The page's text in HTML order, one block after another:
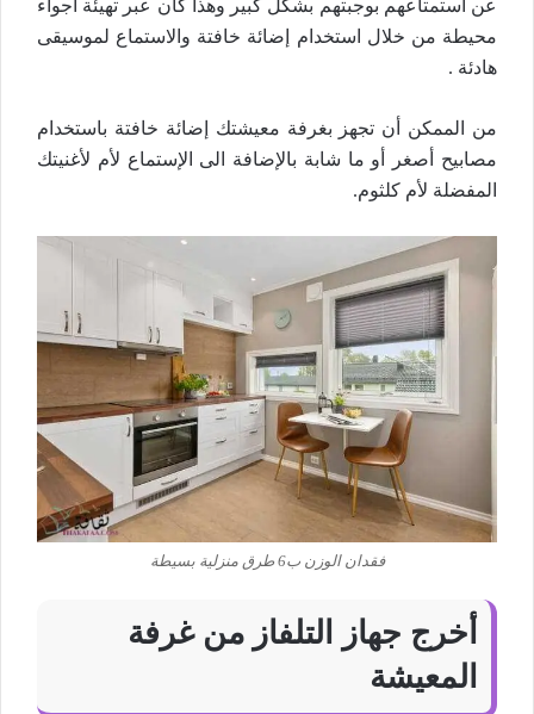
عن استمتاعهم بوجبتهم بشكل كبير وهذا كان عبر تهيئة أجواء
محيطة من خلال استخدام إضائة خافتة والاستماع لموسيقى
هادئة .
من الممكن أن تجهز بغرفة معيشتك إضائة خافتة باستخدام
مصابيح أصغر أو ما شابة بالإضافة الى الإستماع لأم لأغنيتك
المفضلة لأم كلثوم.
فقدان الوزن ب6 طرق منزلية بسيطة
أخرج جهاز التلفاز من غرفة
المعيشة